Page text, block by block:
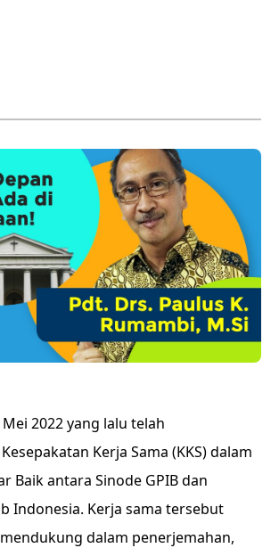
2022 yang lalu telah
Kerja Sama (KKS) dalam
Baik antara Sinode GPIB dan
Indonesia. Kerja sama tersebut
dalam penerjemahan,